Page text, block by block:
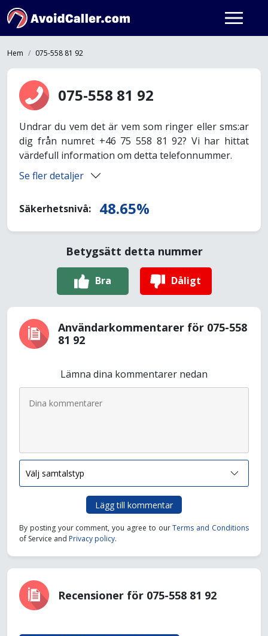
Hem 075-558 81 92
075-558 81 92
Undrar du vem det är vem som ringer eller sms:ar
dig från numret +46 75 558 81 92? Vi har hittat
värdefull information om detta telefonnummer.
Se fler detaljer
Säkerhetsnivå: 48.65%
Betygsätt detta nummer
Bra Dåligt
Användarkommentarer för 075-558
81 92
Lämna dina kommentarer nedan
Lägg till kommentar
By posting your comment, you agree to ourTerms and Conditions
of Service and Privacy policy.
Recensioner för 075-558 81 92